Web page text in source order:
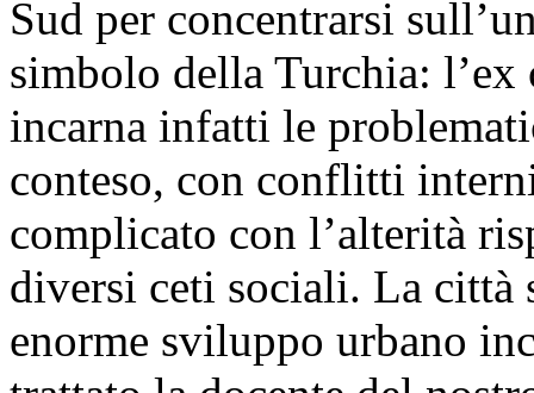
Sud per concentrarsi
simbolo della Turchia:
incarna infatti le
conteso, con conflitti
complicato con l’alterità
diversi ceti sociali. La
enorme sviluppo urbano